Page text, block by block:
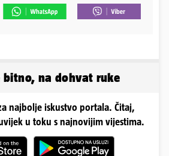
bitno, na dohvat ruke
najbolje iskustvo portala. Čitaj,
u toku s najnovijim vijestima.